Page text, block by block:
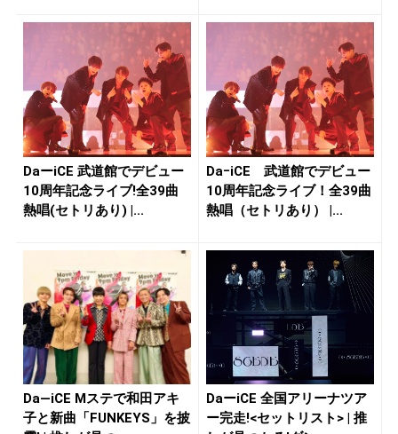
DaーiCE 武道館でデビュー
10周年記念ライブ!全39曲
熱唱(セトリあり) |...
DaｰiCE 武道館でデビュー
10周年記念ライブ！全39曲
熱唱（セトリあり） |...
Da―iCE Mステで和田アキ
子と新曲「FUNKEYS」を披
DaーiCE 全国アリーナツア
ー完走!<セットリスト> | 推